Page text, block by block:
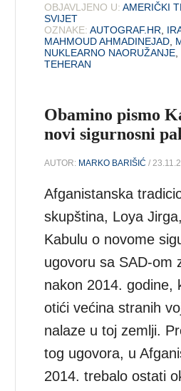
OBJAVLJENO U: AMERIČKI
SVIJET
OZNAKE: AUTOGRAF.HR
MAHMOUD AHMADINEJAD
NUKLEARNO NAORUŽANJE
TEHERAN
Obamino pismo
novi sigurnosni
AUTOR: MARKO BARIŠIĆ /
Afganistanska
skupština, Loya
Kabulu o novome
ugovoru sa SAD-om
nakon 2014. godine,
otići većina stranih
nalaze u toj zemlji.
tog ugovora, u
2014. trebalo ostati